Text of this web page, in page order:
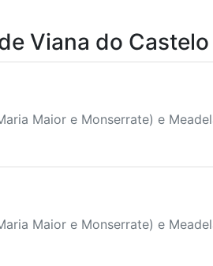
Viana do Castelo
Maior e Monserrate) e
Maior e Monserrate) e